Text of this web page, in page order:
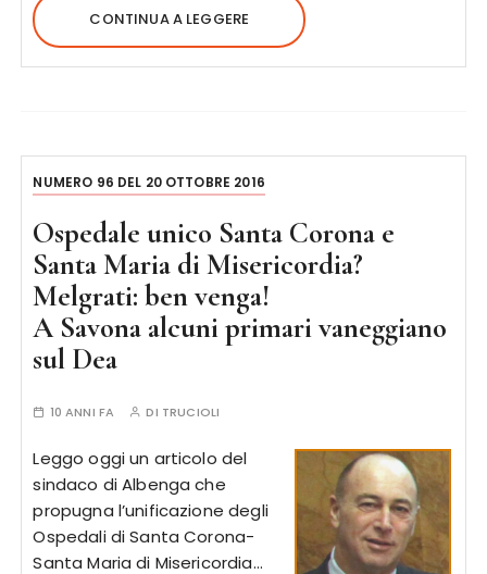
CONTINUA A LEGGERE
NUMERO 96 DEL 20 OTTOBRE 2016
Ospedale unico Santa Corona e
Santa Maria di Misericordia?
Melgrati: ben venga!
A Savona alcuni primari vaneggiano
sul Dea
10 ANNI FA DI TRUCIOLI
Leggo oggi un articolo del
sindaco di Albenga che
propugna l’unificazione degli
Ospedali di Santa Corona-
Santa Maria di Misericordia…